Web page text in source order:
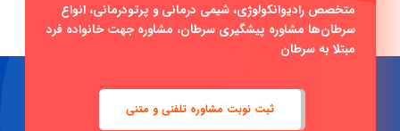
متخصص رادیوانکولوژی، شیمی درمانی و پرتودرمانی، انواع
سرطان‌ها مشاوره پیشگیری سرطان، مشاوره جهت خانواده فرد
مبتلا به سرطان
ثبت نوبت مشاوره تلفنی و متنی